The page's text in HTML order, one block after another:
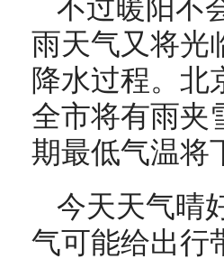
不过暖阳不
雨天气又将光
降水过程。北
全市将有雨夹
期最低气温将
今天天气晴
气可能给出行